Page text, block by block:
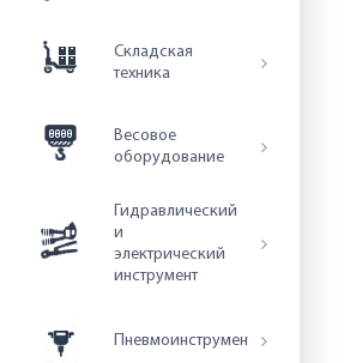
Складская
техника
Весовое
оборудование
Гидравлический
и
электрический
инструмент
Пневмоинструмент